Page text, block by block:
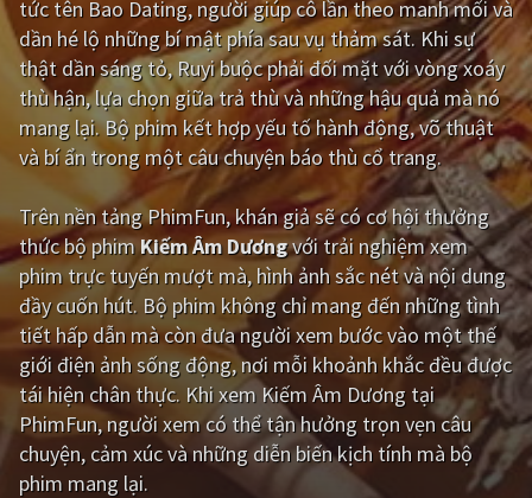
Tình cảm - Lãng mạn Kỳ ảo
Giật gân Gia đình
Bí ẩn Lịch sử
Viễn Tây Tiểu sử
GameShow DramaTV
QUỐC GIA
Âu - Mỹ Trung Quốc - Hồng Kông
Hàn Quốc Nhật Bản
Ấn Độ Việt Nam
Tổng hợp
tức tên Bao Dating, người giúp cô lần theo manh mối và
dần hé lộ những bí mật phía sau vụ thảm sát. Khi sự
thật dần sáng tỏ, Ruyi buộc phải đối mặt với vòng xoáy
thù hận, lựa chọn giữa trả thù và những hậu quả mà nó
mang lại. Bộ phim kết hợp yếu tố hành động, võ thuật
và bí ẩn trong một câu chuyện báo thù cổ trang.
Trên nền tảngPhimFun, khán giả sẽ có cơ hội thưởng
thức bộ phimKiếm Âm Dươngvới trải nghiệm xem
phim trực tuyến mượt mà, hình ảnh sắc nét và nội dung
đầy cuốn hút. Bộ phim không chỉ mang đến những tình
tiết hấp dẫn mà còn đưa người xem bước vào một thế
giới điện ảnh sống động, nơi mỗi khoảnh khắc đều được
tái hiện chân thực. Khi xem Kiếm Âm Dương tại
PhimFun, người xem có thể tận hưởng trọn vẹn câu
chuyện, cảm xúc và những diễn biến kịch tính mà bộ
phim mang lại.